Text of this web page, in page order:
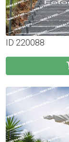
ID 220088